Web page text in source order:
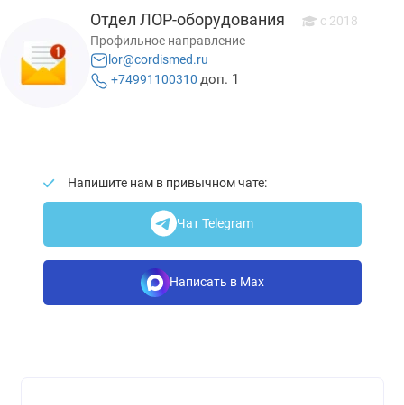
Отдел ЛОР-оборудования c 2018
Профильное направление
lor@cordismed.ru
+74991100310 доп. 1
Напишите нам в привычном чате:
Чат Telegram
Написать в Max